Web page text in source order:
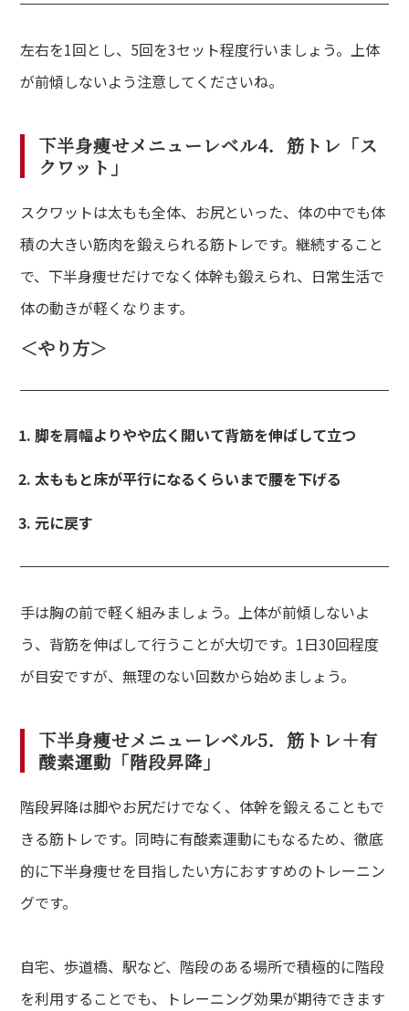
左右を1回とし、5回を3セット程度行いましょう。上体
が前傾しないよう注意してくださいね。
下半身痩せメニューレベル4．筋トレ「ス
クワット」
スクワットは太もも全体、お尻といった、体の中でも体
積の大きい筋肉を鍛えられる筋トレです。継続すること
で、下半身痩せだけでなく体幹も鍛えられ、日常生活で
体の動きが軽くなります。
＜やり方＞
脚を肩幅よりやや広く開いて背筋を伸ばして立つ
太ももと床が平行になるくらいまで腰を下げる
元に戻す
手は胸の前で軽く組みましょう。上体が前傾しないよ
う、背筋を伸ばして行うことが大切です。1日30回程度
が目安ですが、無理のない回数から始めましょう。
下半身痩せメニューレベル5．筋トレ＋有
酸素運動「階段昇降」
階段昇降は脚やお尻だけでなく、体幹を鍛えることもで
きる筋トレです。同時に有酸素運動にもなるため、徹底
的に下半身痩せを目指したい方におすすめのトレーニン
グです。
自宅、歩道橋、駅など、階段のある場所で積極的に階段
を利用することでも、トレーニング効果が期待できます